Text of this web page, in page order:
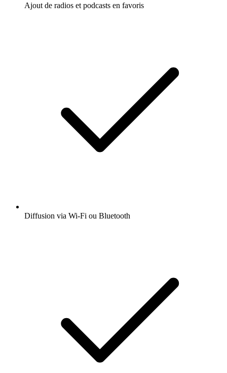
Ajout de radios et podcasts en favoris
Diffusion via Wi-Fi ou Bluetooth